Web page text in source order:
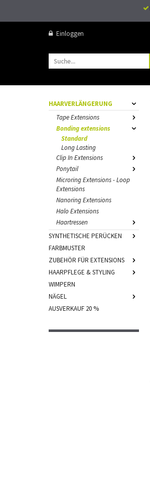
Einloggen
HAARVERLÄNGERUNG
Tape Extensions
Bonding extensions
Standard
Long Lasting
Clip In Extensions
Ponytail
Microring Extensions - Loop
Extensions
Nanoring Extensions
Halo Extensions
Haartressen
SYNTHETISCHE PERÜCKEN
FARBMUSTER
ZUBEHÖR FÜR EXTENSIONS
HAARPFLEGE & STYLING
WIMPERN
NÄGEL
AUSVERKAUF 20 %